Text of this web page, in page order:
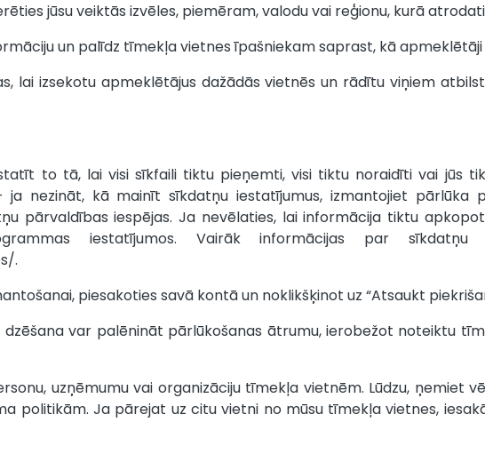
jūsu veiktās izvēles, piemēram, valodu vai reģionu, kurā
un palīdz tīmekļa vietnes īpašniekam saprast, kā
lai izsekotu apmeklētājus dažādās vietnēs un rādītu viņiem
to tā, lai visi sīkfaili tiktu pieņemti, visi tiktu noraidīti vai jūs
nezināt, kā mainīt sīkdatņu iestatījumus, izmantojiet pārlūka
pārvaldības iespējas. Ja nevēlaties, lai informācija tiktu
iestatījumos. Vairāk informācijas par sīkdatņu
.
piesakoties savā kontā un noklikšķinot uz “Atsaukt
dzēšana var palēnināt pārlūkošanas ātrumu, ierobežot noteiktu
uzņēmumu vai organizāciju tīmekļa vietnēm. Lūdzu, ņemiet
politikām. Ja pārejat uz citu vietni no mūsu tīmekļa vietnes,